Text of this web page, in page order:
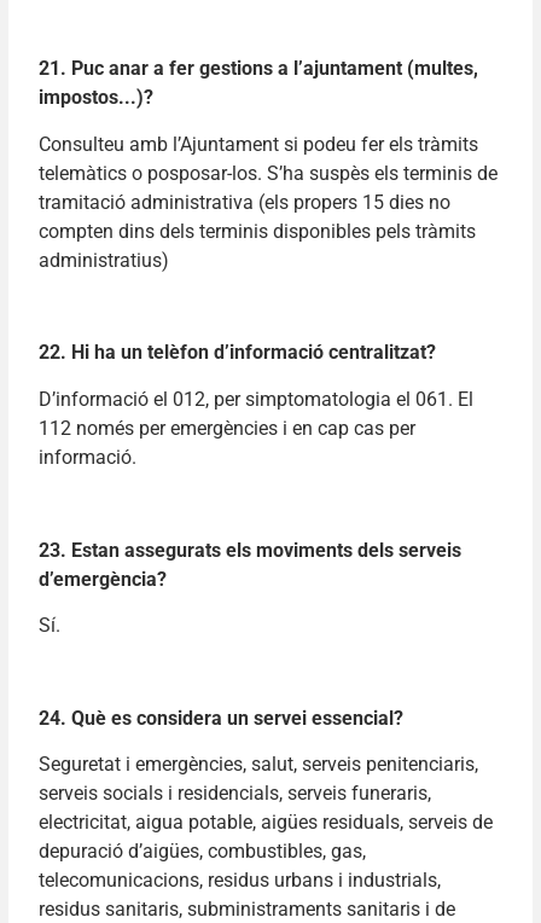
21. Puc anar a fer gestions a l’ajuntament (multes,
impostos...)?
Consulteu amb l’Ajuntament si podeu fer els tràmits
telemàtics o posposar-los. S’ha suspès els terminis de
tramitació administrativa (els propers 15 dies no
compten dins dels terminis disponibles pels tràmits
administratius)
22. Hi ha un telèfon d’informació centralitzat?
D’informació el 012, per simptomatologia el 061. El
112 només per emergències i en cap cas per
informació.
23. Estan assegurats els moviments dels serveis
d’emergència?
Sí.
24. Què es considera un servei essencial?
Seguretat i emergències, salut, serveis penitenciaris,
serveis socials i residencials, serveis funeraris,
electricitat, aigua potable, aigües residuals, serveis de
depuració d’aigües, combustibles, gas,
telecomunicacions, residus urbans i industrials,
residus sanitaris, subministraments sanitaris i de